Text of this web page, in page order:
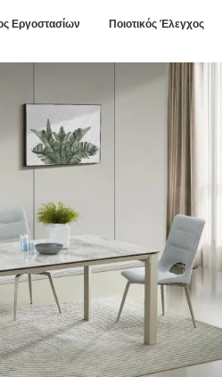
Εργοστασίων Ποιοτικός Έλεγχος